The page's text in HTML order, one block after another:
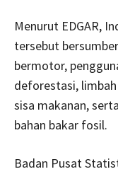
Menurut EDGAR,
tersebut
bermotor,
deforestasi,
sisa makanan,
bahan bakar fosil.
Badan Pusat